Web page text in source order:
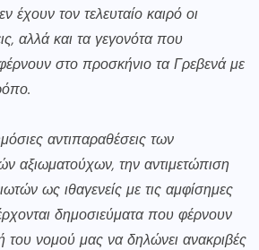
έχουν τον τελευταίο καιρό οι
αλλά και τα γεγονότα που
στο προσκήνιο τα Γρεβενά με
αντιπαραθέσεις των
αξιωματούχων, την αντιμετώπιση
ως ιθαγενείς με τις αμφίσημες
δημοσιεύματα που φέρνουν
του νομού μας να δηλώνει ανακριβές